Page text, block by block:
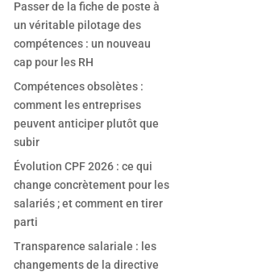
Passer de la fiche de poste à
un véritable pilotage des
compétences : un nouveau
cap pour les RH
Compétences obsolètes :
comment les entreprises
peuvent anticiper plutôt que
subir
Évolution CPF 2026 : ce qui
change concrètement pour les
salariés ; et comment en tirer
parti
Transparence salariale : les
changements de la directive